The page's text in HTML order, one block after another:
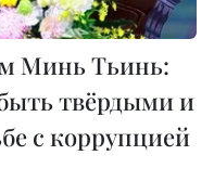
Минь Тьинь:
твёрдыми и
с коррупцией